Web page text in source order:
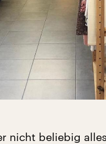
nicht beliebig